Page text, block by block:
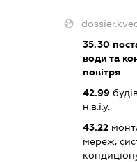
35.30
води та
повітря
42.99
н.в.і.у.
43.22
мереж,